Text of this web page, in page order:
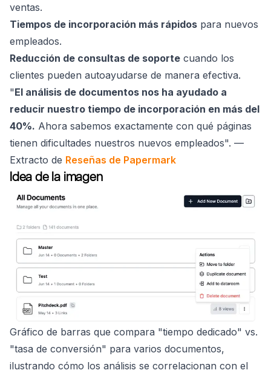
ventas.
Tiempos de incorporación más rápidos para nuevos
empleados.
Reducción de consultas de soporte cuando los
clientes pueden autoayudarse de manera efectiva.
"El análisis de documentos nos ha ayudado a
reducir nuestro tiempo de incorporación en más del
40%. Ahora sabemos exactamente con qué páginas
tienen dificultades nuestros nuevos empleados". —
Extracto de Reseñas de Papermark
Idea de la imagen
Gráfico de barras que compara "tiempo dedicado" vs.
"tasa de conversión" para varios documentos,
ilustrando cómo los análisis se correlacionan con el